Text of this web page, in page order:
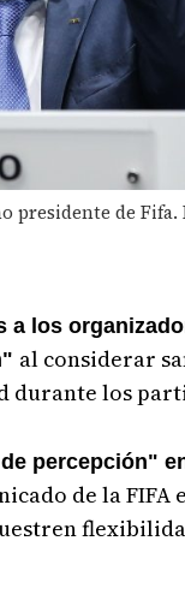
presidente de Fifa.
a los
al considerar
durante los
percepción"
de la FIFA